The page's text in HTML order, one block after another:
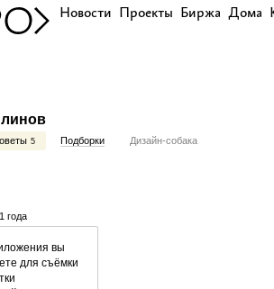
Новости Проекты Биржа Дома
5 Подборки Дизайн-собака
года
вы
для съёмки